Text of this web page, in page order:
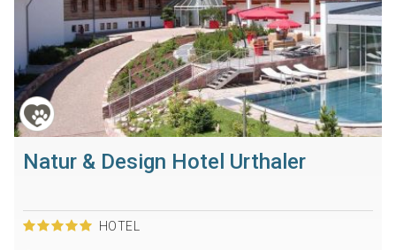
Natur & Design Hotel Urthaler
HOTEL